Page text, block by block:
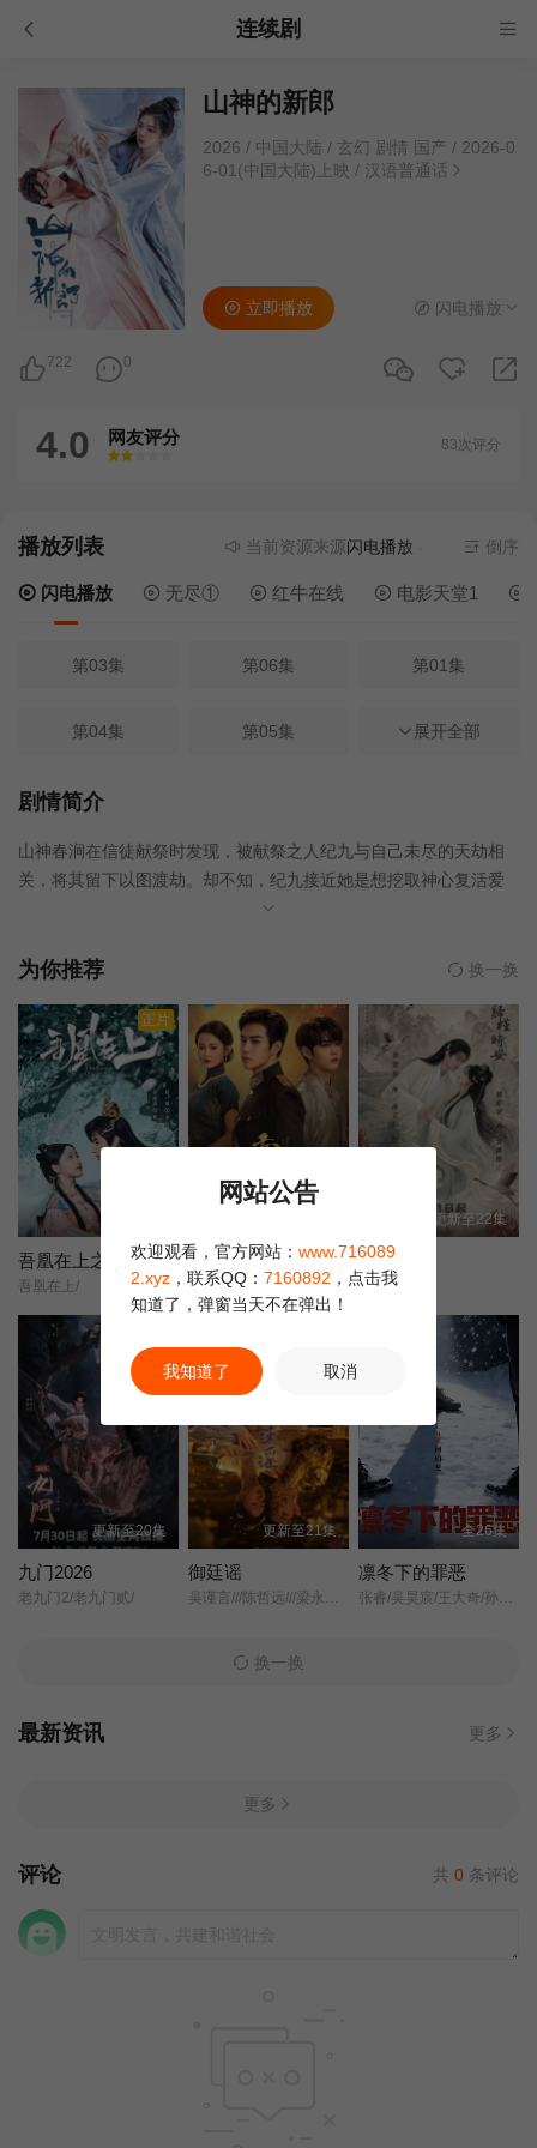
连续剧
山神的新郎
2026 / 中国大陆 / 玄幻 剧情 国产 / 2026-0
6-01(中国大陆)上映 / 汉语普通话
722 0
立即播放 闪电播放
4.0 网友评分
很差
较差还行推荐力荐
83次评分
播放列表 当前资源来源闪电播放- 无需安装任何插
倒序
闪电播放 无尽① 红牛在线 电影天堂1
第03集 第06集 第01集
第04集 第05集 第09集
第07集
第12集 第15集 第17集
第19集 第20集 第21集
第23集 第22集 第24集
展开全部
剧情简介
山神春涧在信徒献祭时发现，被献祭之人纪九与自己未尽的天劫相
关，将其留下以图渡劫。却不知，纪九接近她是想挖取神心复活爱
人。在相处中，纪九设计令她在信徒面前现形，信徒信仰崩塌，春
自身消失于世。百年后，一缕新的祈愿点亮十方烛，也预示春涧迎
为你推荐 换一换
正片
吾凰在上之凤御四方
吾凰在上/
南戏
张景昀/赵奂然/吉舒亦/
更新至22集
长夜如歌
云归槿时安/
更新至20集
九门2026
老九门2/老九门贰/
更新至21集
御廷谣
全26集
凛冬下的罪恶
张睿/吴昊宸/王大奇/孙之鸿/洪冰瑶/肖涵/嘉泽/李蒲赫/左腾云/何磊/王心嫚/李繁/苏宥辰/刘佳萌/洪爽/刘亭希/窦新豪/刘伟峰/刘朔豪/徐章/
换一换
最新资讯 更多
更多
评论 共 0 条评论
网站公告
欢迎观看，官方网站： www.716089
2.xyz ，联系QQ： 7160892 ，点击我
知道了，弹窗当天不在弹出！
我知道了 取消